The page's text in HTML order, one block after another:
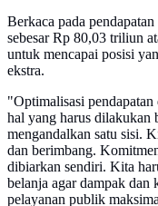
Berkaca pada
sebesar Rp 80,03 triliun
untuk mencapai posisi
ekstra.
"Optimalisasi pendapatan
hal yang harus dilakukan
mengandalkan satu sisi.
dan berimbang.
dibiarkan sendiri. Kita
belanja agar dampak dan
pelayanan publik